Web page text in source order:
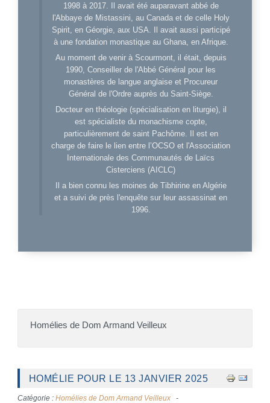
1998 à 2017. Il avait été auparavant abbé de
l'Abbaye de Mistassini, au Canada et de celle Holy
Spirit, en Géorgie, aux USA. Il avait aussi participé
à une fondation monastique au Ghana, en Afrique.
Au moment de venir à Scourmont, il était, depuis
1990, Conseiller de l'Abbé Général pour les
monastères de langue anglaise et Procureur
Général de l'Ordre auprès du Saint-Siège.
Docteur en théologie (spécialisation en liturgie), il
est spécialiste du monachisme copte,
particulièrement de saint Pachôme. Il est en
charge de faire le lien entre l’OCSO et l'Association
Internationale des Communautés de Laïcs
Cisterciens (AICLC)
Il a bien connu les moines de Tibhirine en Algérie
et a suivi de près l'enquête sur leur assassinat en
1996.
Homélies de Dom Armand Veilleux
HOMÉLIE POUR LE 13 JANVIER 2025
Catégorie : Homélies de Dom Armand Veilleux